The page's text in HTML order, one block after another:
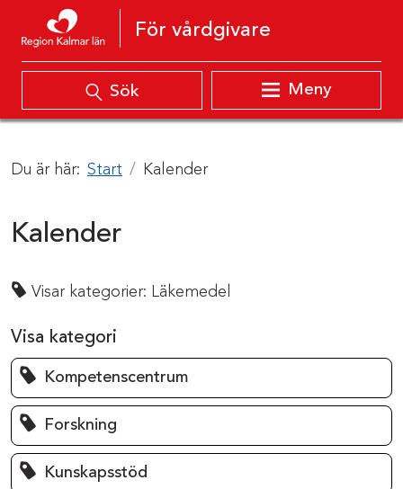
Hoppa till innehåll
För vårdgivare
Sök Meny
Du är här: Start Kalender
Kalender
Visar kategorier: Läkemedel
Visa kategori
Kompetenscentrum
Forskning
Kunskapsstöd